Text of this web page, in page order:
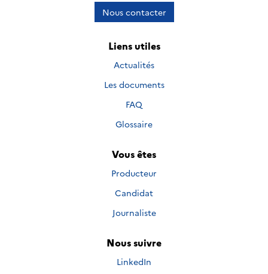
Nous contacter
Liens utiles
Actualités
Les documents
FAQ
Glossaire
Vous êtes
Producteur
Candidat
Journaliste
Nous suivre
Nous suivre sur
LinkedIn